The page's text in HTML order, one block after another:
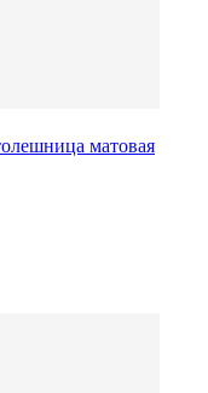
матовая